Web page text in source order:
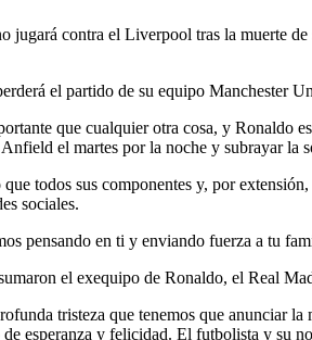
el partido de su equipo Manchester
que cualquier otra cosa, y Ronaldo
el martes por la noche y subrayar la
todos sus componentes y, por
sociales.
pensando en ti y enviando fuerza a tu
el exequipo de Ronaldo, el Real
tristeza que tenemos que anunciar
esperanza y felicidad. El futbolista y su